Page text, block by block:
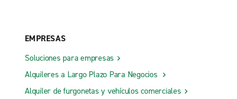
EMPRESAS
Soluciones para empresas
Alquileres a Largo Plazo Para Negocios
Alquiler de furgonetas y vehículos comerciales